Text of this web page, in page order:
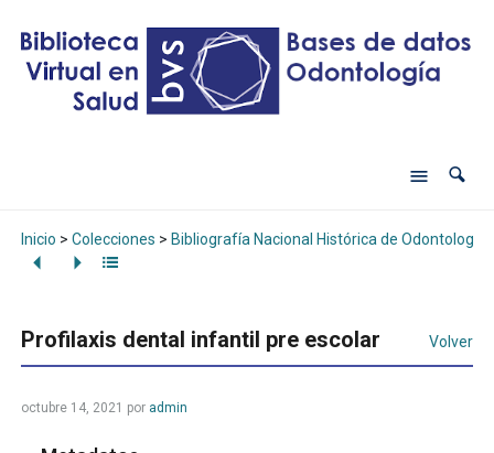
Inicio > Colecciones > Bibliografía Nacional Histórica de Odontología
Profilaxis dental infantil pre escolar Volver
octubre 14, 2021 por admin